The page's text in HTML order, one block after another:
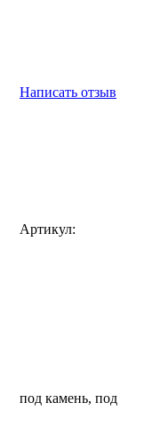
Написать отзыв
Артикул:
под камень, под